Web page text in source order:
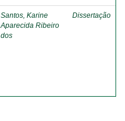
Santos, Karine
Aparecida Ribeiro
dos
Dissertação